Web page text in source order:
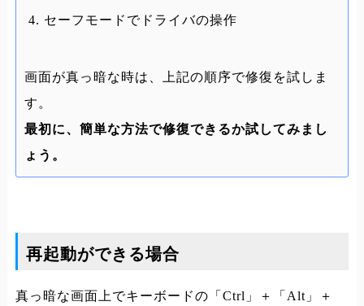
セーフモードでドライバの操作
画面が真っ暗な時は、上記の順序で修復を試しま
す。
最初に、簡単な方法で修復できるか試してみまし
ょう。
再起動ができる場合
真っ暗な画面上でキーボードの「Ctrl」＋「Alt」＋